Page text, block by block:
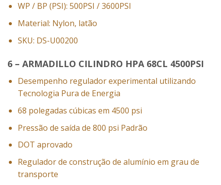
WP / BP (PSI): 500PSI / 3600PSI
Material: Nylon, latão
SKU: DS-U00200
6 – ARMADILLO CILINDRO HPA 68CL 4500PSI
Desempenho regulador experimental utilizando
Tecnologia Pura de Energia
68 polegadas cúbicas em 4500 psi
Pressão de saída de 800 psi Padrão
DOT aprovado
Regulador de construção de alumínio em grau de
transporte